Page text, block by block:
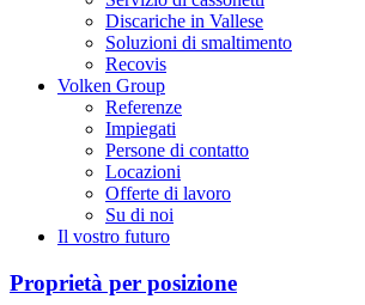
Discariche in Vallese
Soluzioni di smaltimento
Recovis
Volken Group
Referenze
Impiegati
Persone di contatto
Locazioni
Offerte di lavoro
Su di noi
Il vostro futuro
Proprietà per posizione